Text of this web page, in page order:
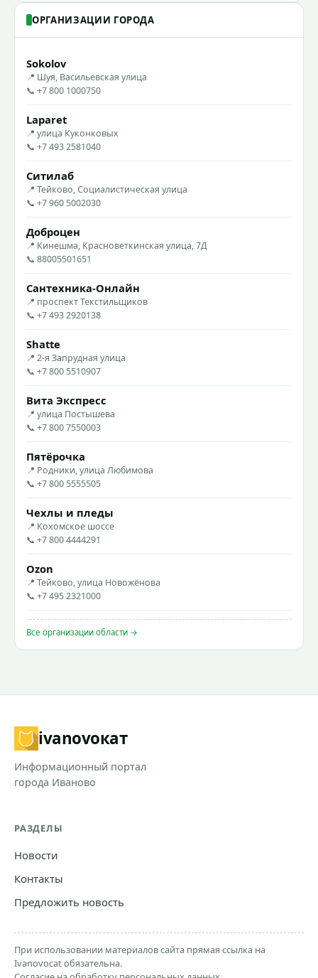
ОРГАНИЗАЦИИ ГОРОДА
Sokolov
📍 Шуя, Васильевская улица
📞 +7 800 1000750
Laparet
📍 улица Куконковых
📞 +7 493 2581040
Ситилаб
📍 Тейково, Социалистическая улица
📞 +7 960 5002030
Доброцен
📍 Кинешма, Красноветкинская улица, 7Д
📞 88005501651
Сантехника-Онлайн
📍 проспект Текстильщиков
📞 +7 493 2920138
Shatte
📍 2-я Запрудная улица
📞 +7 800 5510907
Вита Экспресс
📍 улица Постышева
📞 +7 800 7550003
Пятёрочка
📍 Родники, улица Любимова
📞 +7 800 5555505
Чехлы и пледы
📍 Кохомское шоссе
📞 +7 800 4444291
Ozon
📍 Тейково, улица Новожёнова
📞 +7 495 2321000
Все организации области →
ivanovoкат
Информационный портал
города Иваново
РАЗДЕЛЫ
Новости
Контакты
Предложить новость
При использовании материалов сайта прямая ссылка на
Ivanovocat обязательна.